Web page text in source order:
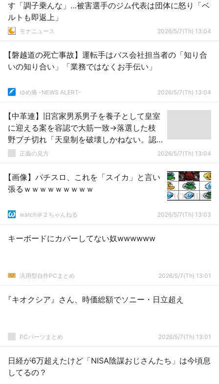
す「調子乗んな」…被害選手のジム代表は団体に怒り「ベ
ルトも即返上」
モナニュース 2026/5/7(Th) 13:04
【磐越道の死亡事故】運転手はバス会社担当者の「知り合
いの知り合い」「業務ではなくお手伝い」
ゆめ痛 -NEWS ALERT- 2026/5/7(Th) 13:04
【中革連】旧宮家男系男子を養子として皇室
に迎える案を容認で大筋一致→落選した枝
野ブチ切れ「天皇制を破壊しかねない。認
めるなら付き合いきれない」
正義の見方 2026/5/7(Th) 13:04
【画像】パチスロ、これを「スイカ」と言い
張るｗｗｗｗｗｗｗｗｗ
watch＠２ちゃんねる 2026/5/7(Th) 13:03
キーボードにカバーしてない奴wwwwww
汎用型自作PCまとめ 2026/5/7(Th) 13:01
『キオクシア』さん、時価総額でソニー・日立超え
PCパーツまとめ 2026/5/7(Th) 13:01
日経が6万超えたけど「NISA陰謀おじさんたち」は今頃息
してるの？